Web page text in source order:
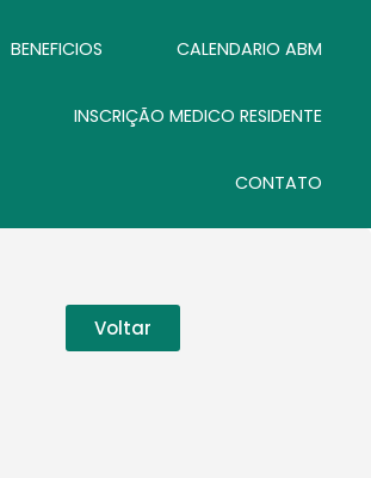
BENEFICIOS CALENDARIO ABM
INSCRIÇÃO MEDICO RESIDENTE
CONTATO
Voltar